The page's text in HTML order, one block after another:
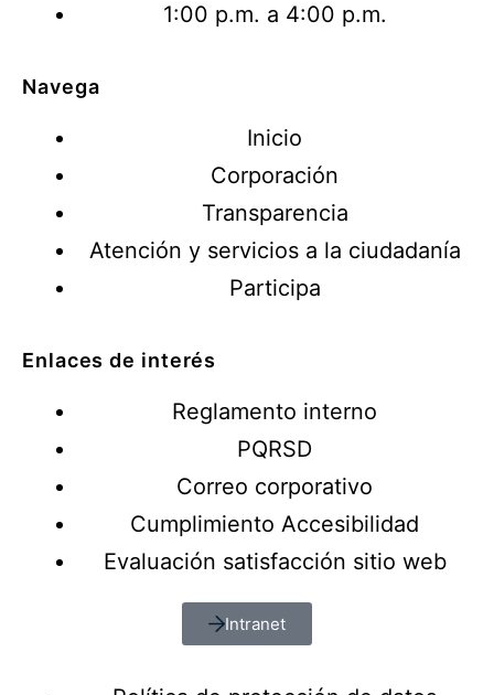
1:00 p.m. a 4:00 p.m.
Navega
Inicio
Corporación
Transparencia
Atención y servicios a la ciudadanía
Participa
Enlaces de interés
Reglamento interno
PQRSD
Correo corporativo
Cumplimiento Accesibilidad
Evaluación satisfacción sitio web
Intranet